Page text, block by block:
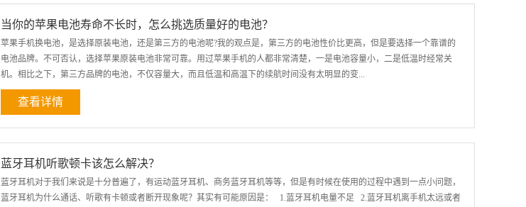
出它们的区别点，仿佛像同一个工厂批量生产的，仿佛他们都去过韩国一样，一个模子刻出来，很难辨识出来到底是好还是
差，到底好在哪里。我们有时候只能通过对比价格来筛选：贵的肯定是好的，便宜的肯定质量差。以移动电源为例，目前市
场上所看到的以长条形、长方形为主。双口输入输出，同样采用ABS材料，电流5V-1A、5V-2A，充电不慢也不快，或者颜
色上有所不同，赤橙黄绿青蓝紫。但外在的些许变化，终究改变不了内在本质的趋同。市场上形态各异的旧款电芯基于此，
各大厂商不断打起价格战，不断降低产品价格，以价格促进销量，...
当你的苹果电池寿命不长时，怎么挑选质量好的电池？
苹果手机换电池，是选择原装电池，还是第三方的电池呢?我的观点是，第三方的电池性价比更高，但是要选择一个靠谱的
电池品牌。不可否认，选择苹果原装电池非常可靠。用过苹果手机的人都非常清楚，一是电池容量小，二是低温时经常关
机。相比之下，第三方品牌的电池，不仅容量大，而且低温和高温下的续航时间没有太明显的变...
电池的话需要承担一定的风险，一不小心还会将手机弄坏。但是成本只需要200左右，会节省很大的开支。如果你严格根据
网上的教程更换的话，其实并没有想象中的那么难，而且成本的确会减少很多。 更多的人选择沃品手机电池，而且还有
180天的售后保障。同时，全部分容检测，容量无虚标，保障电池品质。过充、过压、短路、过放、过流和过温等五重安全
查看详情
蓝牙耳机听歌顿卡该怎么解决？
蓝牙耳机对于我们来说是十分普遍了，有运动蓝牙耳机、商务蓝牙耳机等等，但是有时候在使用的过程中遇到一点小问题，
蓝牙耳机为什么通话、听歌有卡顿或者断开现象呢？其实有可能原因是： 1.蓝牙耳机电量不足 2.蓝牙耳机离手机太远或者